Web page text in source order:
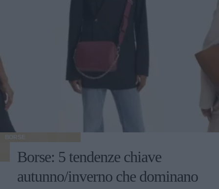
BORSE
Borse: 5 tendenze chiave
autunno/inverno che dominano